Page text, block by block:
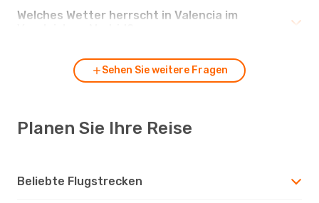
Welches Wetter herrscht in Valencia im
Sehen Sie weitere Fragen
Planen Sie Ihre Reise
Beliebte Flugstrecken